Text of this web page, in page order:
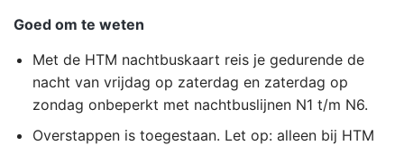
Goed om te weten
Met de HTM nachtbuskaart reis je gedurende de
nacht van vrijdag op zaterdag en zaterdag op
zondag onbeperkt met nachtbuslijnen N1 t/m N6.
Overstappen is toegestaan. Let op: alleen bij HTM